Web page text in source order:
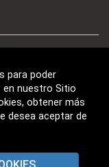
para poder
en nuestro Sitio
obtener más
desea aceptar de